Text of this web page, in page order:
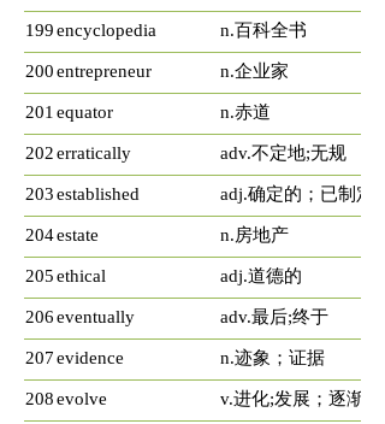
199encyclopedia n.百科全书
200entrepreneur n.企业家
201 equator n.赤道
202erratically adv.不定地;无规
203established adj.确定的；已制定
204estate n.房地产
205ethical adj.道德的
206eventually adv.最后;终于
207evidence n.迹象；证据
208evolve v.进化;发展；逐渐形